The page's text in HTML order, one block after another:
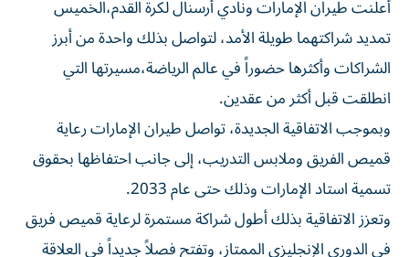
تمديد شراكتهما طويلة الأمد، لتواصل بذلك واحدة من أبرز
الشراكات وأكثرها حضوراً في عالم الرياضة،مسيرتها التي
انطلقت قبل أكثر من عقدين.
وبموجب الاتفاقية الجديدة، تواصل طيران الإمارات رعاية
قميص الفريق وملابس التدريب، إلى جانب احتفاظها بحقوق
تسمية استاد الإمارات وذلك حتى عام 2033.
وتعزز الاتفاقية بذلك أطول شراكة مستمرة لرعاية قميص فريق
في الدوري الإنجليزي الممتاز، وتفتح فصلاً جديداً في العلاقة